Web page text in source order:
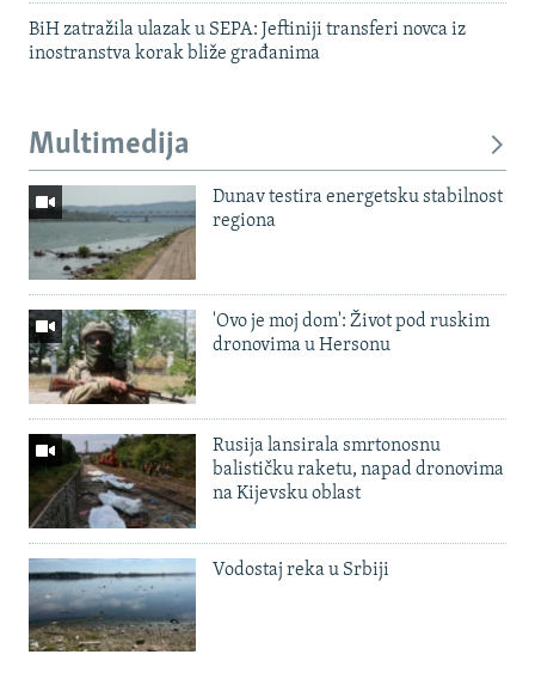
BiH zatražila ulazak u SEPA: Jeftiniji transferi novca iz
inostranstva korak bliže građanima
Multimedija
Dunav testira energetsku stabilnost
regiona
'Ovo je moj dom': Život pod ruskim
dronovima u Hersonu
Rusija lansirala smrtonosnu
balističku raketu, napad dronovima
na Kijevsku oblast
Vodostaj reka u Srbiji